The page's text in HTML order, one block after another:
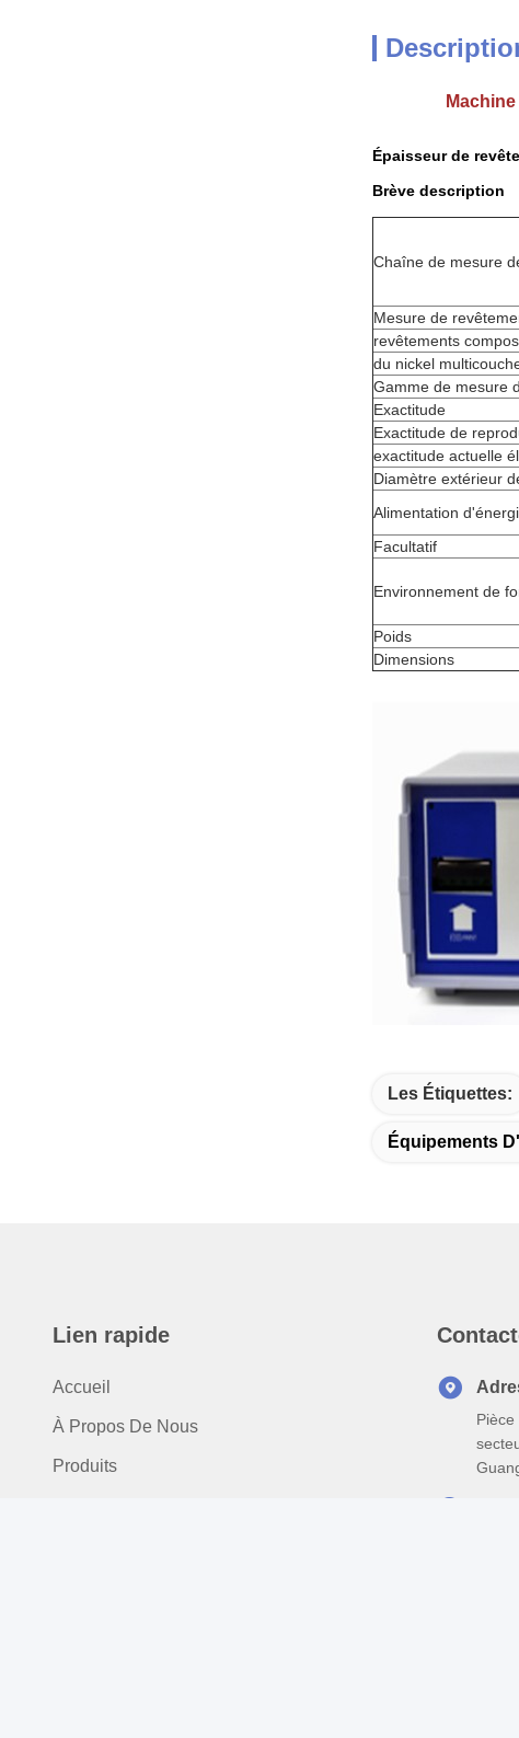
Épaisseur de
Brève description
Chaîne de mesure
Mesure de
revêtements
du nickel
Gamme de mesure
Exactitude
Exactitude de
exactitude actuelle
Diamètre extérieur
Alimentation
Facultatif
Environnement de
Poids
Dimensions
Les Étiquettes:
Équipements
Lien rapide
Accueil
À Propos De Nous
Produits